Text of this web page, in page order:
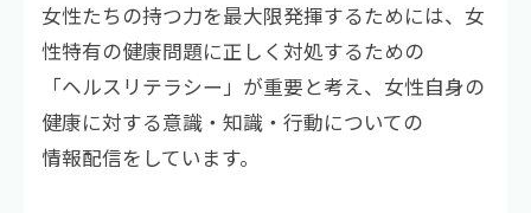
女性たちの持つ力を最大限発揮するためには、女
性特有の健康問題に正しく対処するための
「ヘルスリテラシー」が重要と考え、女性自身の
健康に対する意識・知識・行動についての
情報配信をしています。